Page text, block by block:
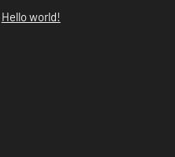
Hello world!